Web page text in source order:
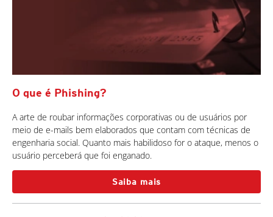
O que é Phishing?
A arte de roubar informações corporativas ou de usuários por
meio de e-mails bem elaborados que contam com técnicas de
engenharia social. Quanto mais habilidoso for o ataque, menos o
usuário perceberá que foi enganado.
Saiba mais